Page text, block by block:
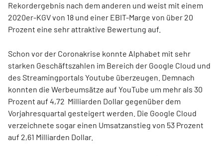
Rekordergebnis nach dem anderen und weist mit einem
2020er-KGV von 18 und einer EBIT-Marge von über 20
Prozent eine sehr attraktive Bewertung auf.
Schon vor der Coronakrise konnte Alphabet mit sehr
starken Geschäftszahlen im Bereich der Google Cloud und
des Streamingportals Youtube überzeugen. Demnach
konnten die Werbeumsätze auf YouTube um mehr als 30
Prozent auf 4,72 Milliarden Dollar gegenüber dem
Vorjahresquartal gesteigert werden. Die Google Cloud
verzeichnete sogar einen Umsatzanstieg von 53 Prozent
auf 2,61 Milliarden Dollar.